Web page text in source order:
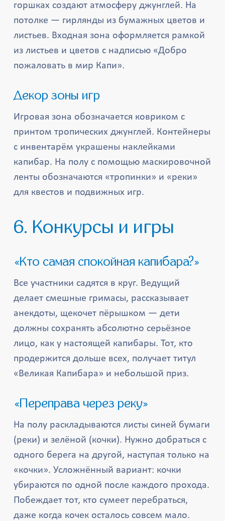
горшках создают атмосферу джунглей. На
потолке — гирлянды из бумажных цветов и
листьев. Входная зона оформляется рамкой
из листьев и цветов с надписью «Добро
пожаловать в мир Капи».
Декор зоны игр
Игровая зона обозначается ковриком с
принтом тропических джунглей. Контейнеры
с инвентарём украшены наклейками
капибар. На полу с помощью маскировочной
ленты обозначаются «тропинки» и «реки»
для квестов и подвижных игр.
6. Конкурсы и игры
«Кто самая спокойная капибара?»
Все участники садятся в круг. Ведущий
делает смешные гримасы, рассказывает
анекдоты, щекочет пёрышком — дети
должны сохранять абсолютно серьёзное
лицо, как у настоящей капибары. Тот, кто
продержится дольше всех, получает титул
«Великая Капибара» и небольшой приз.
«Переправа через реку»
На полу раскладываются листы синей бумаги
(реки) и зелёной (кочки). Нужно добраться с
одного берега на другой, наступая только на
«кочки». Усложнённый вариант: кочки
убираются по одной после каждого прохода.
Побеждает тот, кто сумеет перебраться,
даже когда кочек осталось совсем мало.